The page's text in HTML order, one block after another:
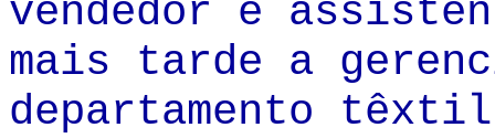
vendedor e
mais tarde a
departamento